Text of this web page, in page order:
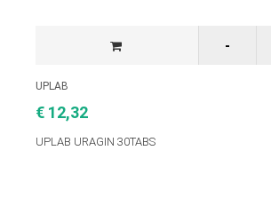
UPLAB
€ 12,32
UPLAB URAGIN 30TABS